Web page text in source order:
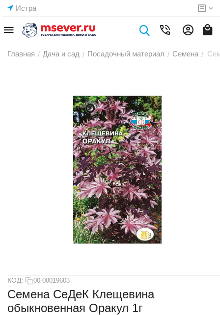
Истра
Главная / Дача и сад / Посадочный материал / Семена /
КОД: 00-00019603
Семена СеДеК Клещевина
обыкновенная Оракул 1г